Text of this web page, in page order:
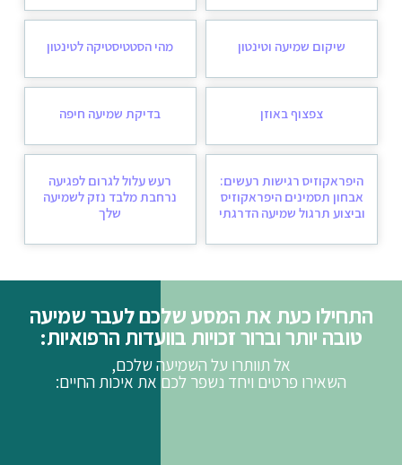
שיקום שמיעה וטינטון מהי הסטטיסטיקה לטינטון
צפצוף באוזן בדיקת שמיעה חיפה
היפראקוזיס רגישות רעשים:
אבחון תסמינים היפראקוזיס
וביצוע תרגול שמיעה הדרגתי
רעש עלול לגרום לפגיעה
נרחבת מלבד נזק לשמיעה
שלך
התחילו כעת את המסע שלכם לעבר שמיעה
טובה יותר וברור זכויות בוועדות הרפואיות:
אל תוותרו על השמיעה שלכם,
השאירו פרטים ויחד נשפר לכם את איכות החיים: